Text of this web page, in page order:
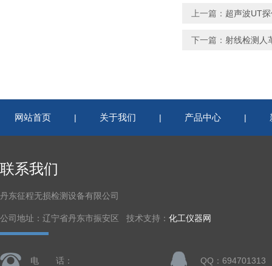
上一篇： 超声波UT
下一篇： 射线检测人
网站首页 | 关于我们 | 产品中心 |
联系我们
丹东征程无损检测设备有限公司
公司地址：辽宁省丹东市振安区 技术支持： 化工仪器网
电 话： QQ：694701313